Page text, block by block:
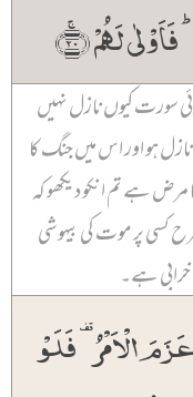
لَہُمۡ ﴿ۚ۲۰﴾
سورت کیوں نازل نہیں
ہو اور اس میں جنگ کا
ہے تم انکو دیکھو کہ
کسی پر موت کی بیہوشی
ہے۔
الۡاَمۡرُ ۟ فَلَوۡ